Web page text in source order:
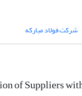
شرکت فولاد مبارکه
of Suppliers